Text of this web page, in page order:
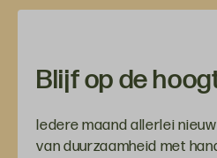
Blijf op de
Iedere maand allerlei
van duurzaamheid met